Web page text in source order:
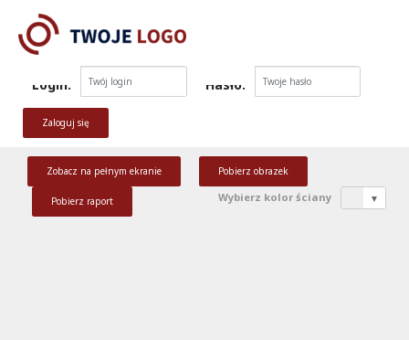
Login: Hasło:
Zobacz na pełnym ekranie Pobierz obrazek
Pobierz raport Wybierz kolor ściany ▼